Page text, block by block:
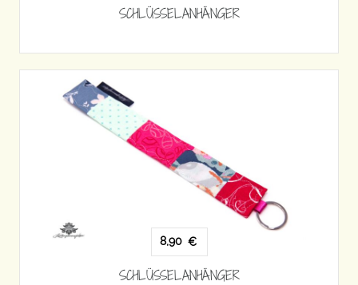
SCHLÜSSELANHÄNGER
8,90 €
SCHLÜSSELANHÄNGER